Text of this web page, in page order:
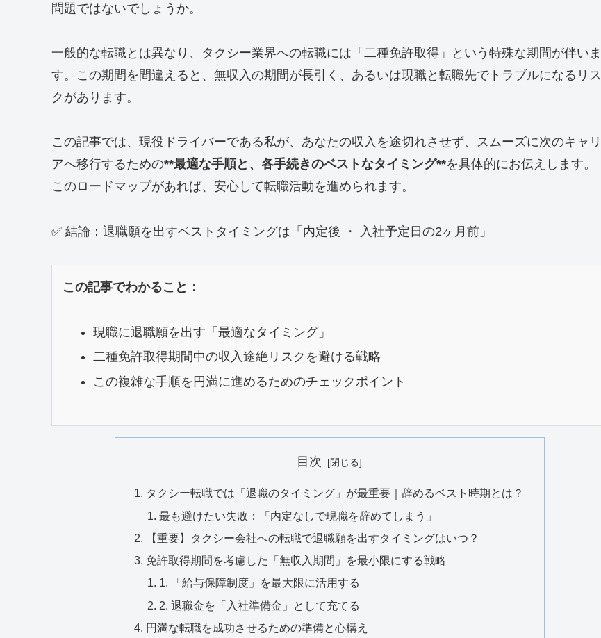
問題ではないでしょうか。
一般的な転職とは異なり、タクシー業界への転職には「二種免許取得」という特殊な期間が伴いま
す。この期間を間違えると、無収入の期間が長引く、あるいは現職と転職先でトラブルになるリス
クがあります。
この記事では、現役ドライバーである私が、あなたの収入を途切れさせず、スムーズに次のキャリ
アへ移行するための**最適な手順と、各手続きのベストなタイミング**を具体的にお伝えします。
このロードマップがあれば、安心して転職活動を進められます。
✅ 結論：退職願を出すベストタイミングは「内定後 ・ 入社予定日の2ヶ月前」
この記事でわかること：
現職に退職願を出す「最適なタイミング」
二種免許取得期間中の収入途絶リスクを避ける戦略
この複雑な手順を円満に進めるためのチェックポイント
目次
タクシー転職では「退職のタイミング」が最重要｜辞めるベスト時期とは？
最も避けたい失敗：「内定なしで現職を辞めてしまう」
【重要】タクシー会社への転職で退職願を出すタイミングはいつ？
免許取得期間を考慮した「無収入期間」を最小限にする戦略
1. 「給与保障制度」を最大限に活用する
2. 退職金を「入社準備金」として充てる
円満な転職を成功させるための準備と心構え